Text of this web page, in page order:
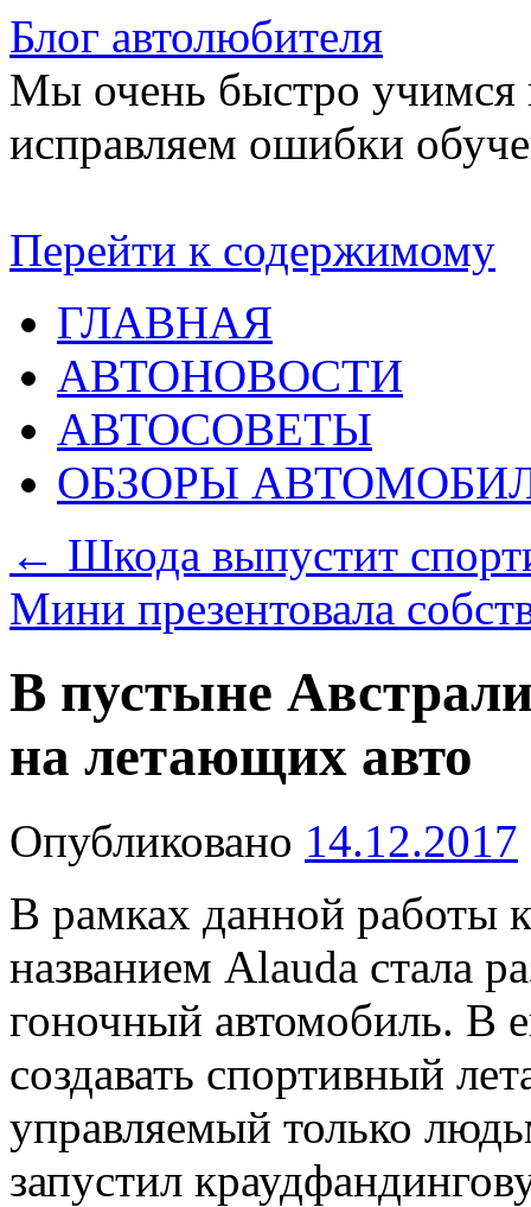
Блог автолюбителя
Мы очень быстро учимся
исправляем ошибки
Перейти к содержимому
ГЛАВНАЯ
АВТОНОВОСТИ
АВТОСОВЕТЫ
ОБЗОРЫ
← Шкода выпустит
Мини презентовала
В пустыне
на летающих авто
Опубликовано 14.12.2017
В рамках данной работы
названием Alauda стала
гоночный автомобиль. В
создавать спортивный
управляемый только
запустил